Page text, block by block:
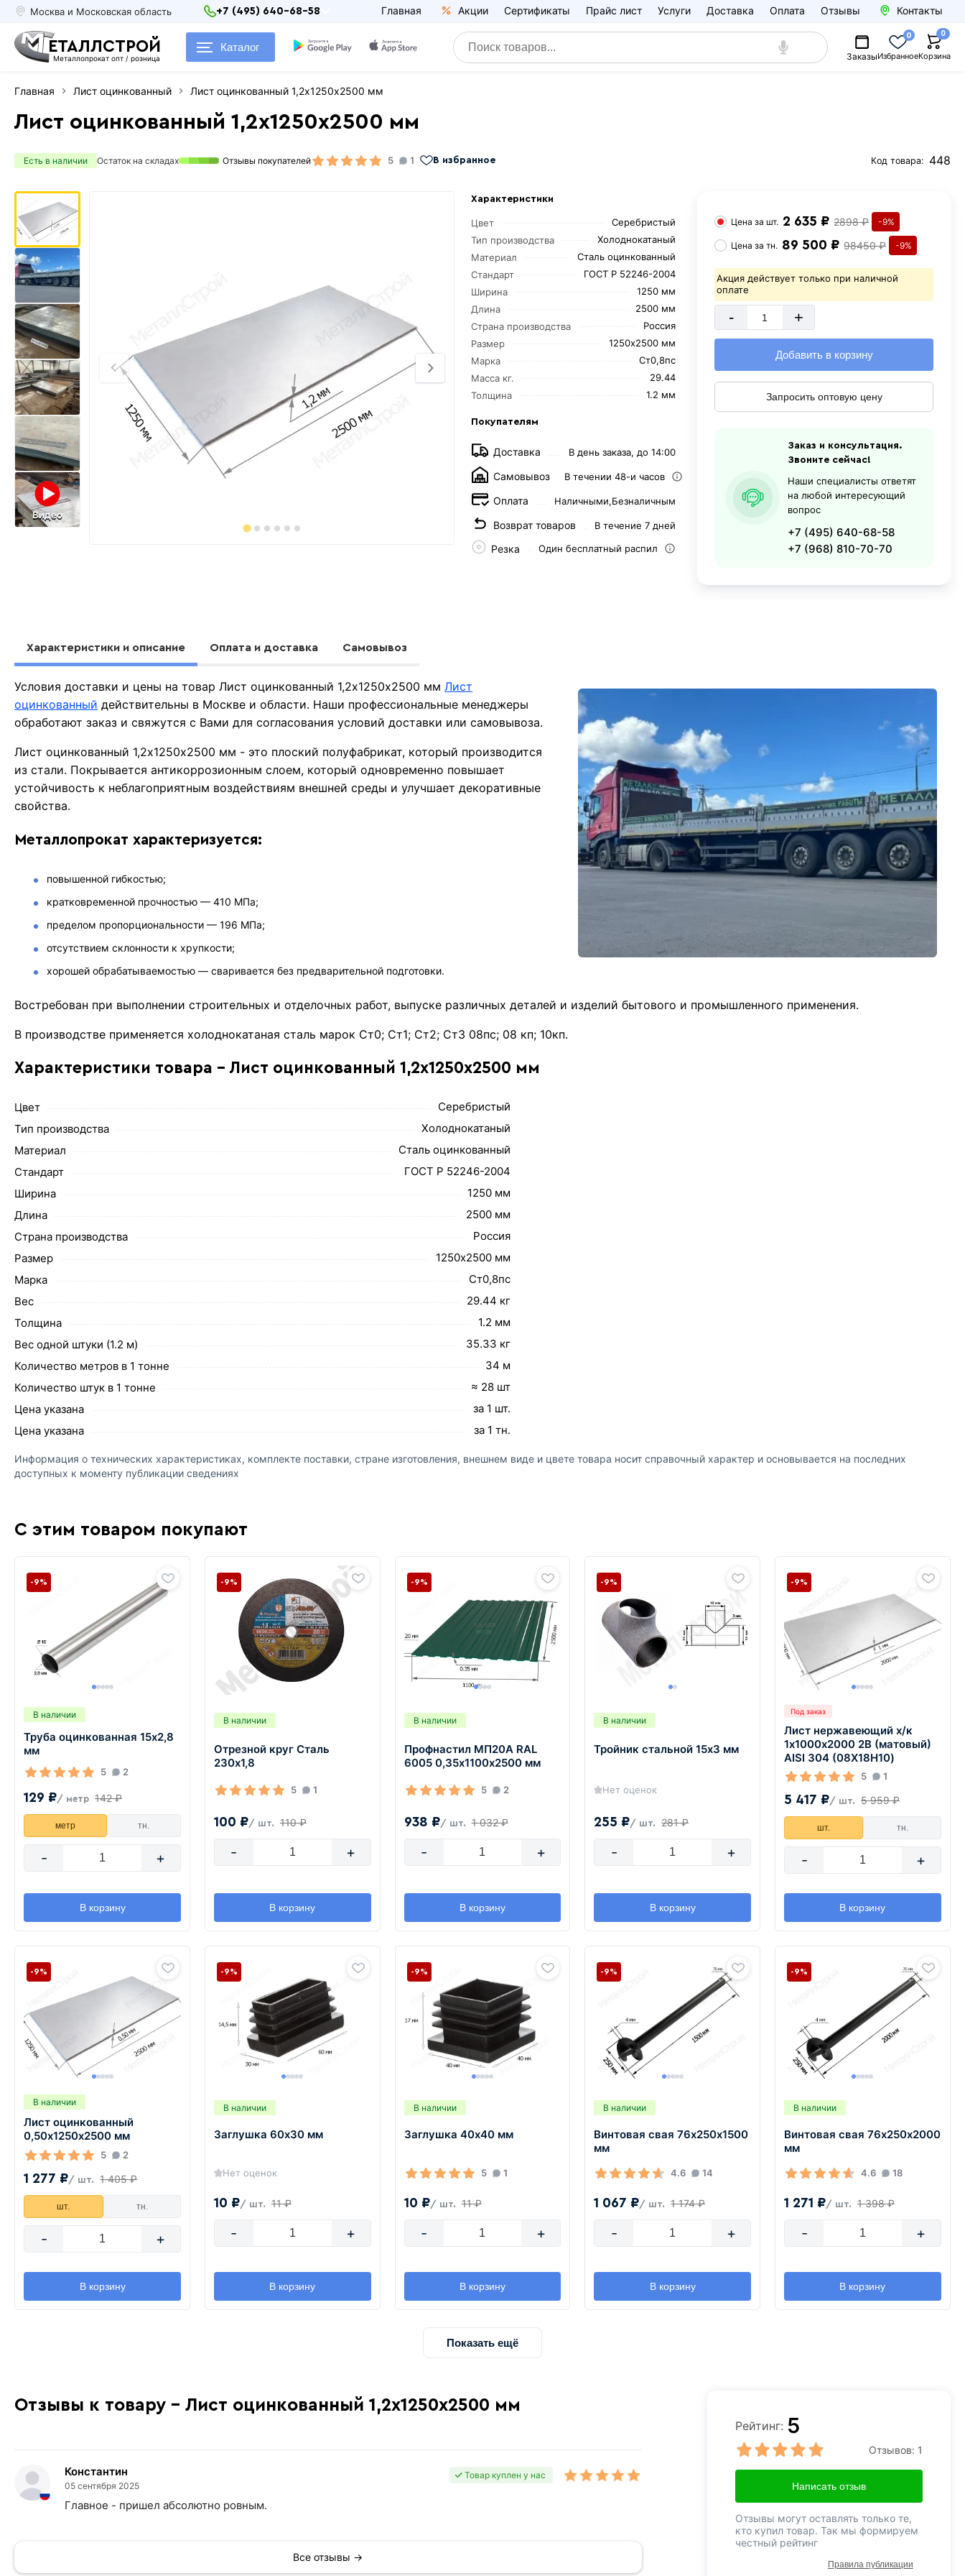
Москва и Московская область +7 (495) 640-68-58 Главная Акции Сертификаты Прайс лист Услуги Доставка Оплата Отзывы Контакты
ЕТАЛЛСТРОЙ
Металлопрокат опт / розница
Каталог
ЗаказыИзбранное
0
Корзина
0
Главная Лист оцинкованный Лист оцинкованный 1,2х1250х2500 мм
Лист оцинкованный 1,2х1250х2500 мм
Есть в наличии Остаток на складах Отзывы покупателей 5 1 В избранное Код товара: 448
Видео
Характеристики
Цвет
Серебристый
Тип производства
Холоднокатаный
Материал
Сталь оцинкованный
Стандарт
ГОСТ Р 52246-2004
Ширина
1250 мм
Длина
2500 мм
Страна производства
Россия
Размер
1250х2500 мм
Марка
Ст0,8пс
Масса кг.
29.44
Толщина
1.2 мм
Покупателям
Доставка В день заказа, до 14:00
Самовывоз В течении 48-и часов
Оплата Наличными,Безналичным
Возврат товаров В течение 7 дней
Резка Один бесплатный распил
Цена за шт. 2 635 ₽ 2898 ₽ -9%
Цена затн. 89 500 ₽ 98450 ₽ -9%
Акция действует только при наличной
оплате
- +
Добавить в корзину
Запросить оптовую цену
Заказ и консультация.
Звоните сейчас!
Наши специалисты ответят
на любой интересующий
вопрос
+7 (495) 640-68-58
+7 (968) 810-70-70
Характеристики и описание Оплата и доставка Самовывоз
Условия доставки и цены на товар Лист оцинкованный 1,2х1250х2500 ммЛист
оцинкованный действительны в Москве и области. Наши профессиональные менеджеры
обработают заказ и свяжутся с Вами для согласования условий доставки или самовывоза.
Лист оцинкованный 1,2х1250х2500 мм - это плоский полуфабрикат, который производится
из стали. Покрывается антикоррозионным слоем, который одновременно повышает
устойчивость к неблагоприятным воздействиям внешней среды и улучшает декоративные
свойства.
Металлопрокат характеризуется:
повышенной гибкостью;
кратковременной прочностью — 410 МПа;
пределом пропорциональности — 196 МПа;
отсутствием склонности к хрупкости;
хорошей обрабатываемостью — сваривается без предварительной подготовки.
Востребован при выполнении строительных и отделочных работ, выпуске различных деталей и изделий бытового и промышленного применения.
В производстве применяется холоднокатаная сталь марок Ст0; Ст1; Ст2; Ст3 08пс; 08 кп; 10кп.
Характеристики товара - Лист оцинкованный 1,2х1250х2500 мм
Цвет
Серебристый
Тип производства
Холоднокатаный
Материал
Сталь оцинкованный
Стандарт
ГОСТ Р 52246-2004
Ширина
1250 мм
Длина
2500 мм
Страна производства
Россия
Размер
1250х2500 мм
Марка
Ст0,8пс
Вес
29.44 кг
Толщина
1.2 мм
Вес одной штуки (1.2 м)
35.33 кг
Количество метров в 1 тонне
34 м
Количество штук в 1 тонне
≈ 28 шт
Цена указана
за 1 шт.
Цена указана
за 1 тн.
Информация о технических характеристиках, комплекте поставки, стране изготовления, внешнем виде и цвете товара носит справочный характер и основывается на последних
доступных к моменту публикации сведениях
С этим товаром покупают
В наличии
Труба оцинкованная 15х2,8
мм
5 2
129 ₽/ метр 142 ₽
-9%
метр тн.
- +
В корзину
В наличии
Отрезной круг Сталь
230х1,8
5 1
100 ₽/ шт. 110 ₽
-9%
- +
В корзину
В наличии
Профнастил МП20А RAL
6005 0,35х1100х2500 мм
5 2
938 ₽/ шт. 1 032 ₽
-9%
- +
В корзину
В наличии
Тройник стальной 15х3 мм
Нет оценок
255 ₽/ шт. 281 ₽
-9%
- +
В корзину
Под заказ
Лист нержавеющий х/к
1х1000х2000 2B (матовый)
AISI 304 (08Х18Н10)
5 1
5 417 ₽/ шт. 5 959 ₽
-9%
шт. тн.
- +
В корзину
В наличии
Лист оцинкованный
0,50х1250х2500 мм
5 2
1 277 ₽/ шт. 1 405 ₽
-9%
шт. тн.
- +
В корзину
В наличии
Заглушка 60х30 мм
Нет оценок
10 ₽/ шт. 11 ₽
-9%
- +
В корзину
В наличии
Заглушка 40х40 мм
5 1
10 ₽/ шт. 11 ₽
-9%
- +
В корзину
В наличии
Винтовая свая 76х250х1500
мм
4.6 14
1 067 ₽/ шт. 1 174 ₽
-9%
- +
В корзину
В наличии
Винтовая свая 76х250х2000
мм
4.6 18
1 271 ₽/ шт. 1 398 ₽
-9%
- +
В корзину
Показать ещё
Отзывы к товару - Лист оцинкованный 1,2х1250х2500 мм
Константин
05 сентября 2025
Товар куплен у нас
Главное - пришел абсолютно ровным.
Все отзывы →
Рейтинг: 5
Отзывов: 1
Написать отзыв
Отзывы могут оставлять только те,
кто купил товар. Так мы формируем
честный рейтинг
Правила публикации